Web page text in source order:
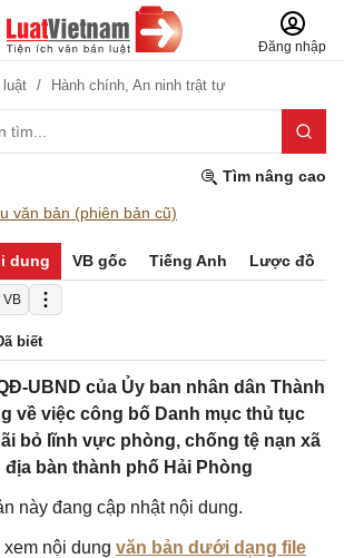
Đăng nhập
luật Hành chính, An ninh trật tự
Tìm nâng cao
văn bản (phiên bản cũ)
dung VB gốc Tiếng Anh Lược đồ
VB
biết
UBND của Ủy ban nhân dân Thành
về việc công bố Danh mục thủ tục
bỏ lĩnh vực phòng, chống tệ nạn xã
địa bàn thành phố Hải Phòng
này đang cập nhật nội dung.
nội dung văn bản dưới dạng file